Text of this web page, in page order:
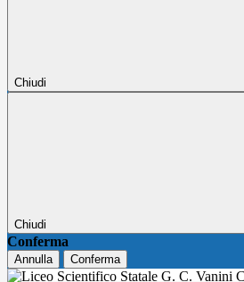
Chiudi
Chiudi
Conferma
Annulla Conferma